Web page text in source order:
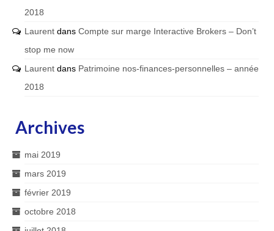
2018
Laurent dans Compte sur marge Interactive Brokers – Don’t
stop me now
Laurent dans Patrimoine nos-finances-personnelles – année
2018
Archives
mai 2019
mars 2019
février 2019
octobre 2018